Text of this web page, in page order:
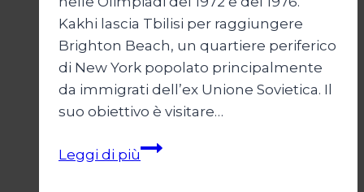
Kakhi lascia Tbilisi per raggiungere
Brighton Beach, un quartiere periferico
di New York popolato principalmente
da immigrati dell’ex Unione Sovietica. Il
suo obiettivo è visitare…
Leggi di piùBrighton